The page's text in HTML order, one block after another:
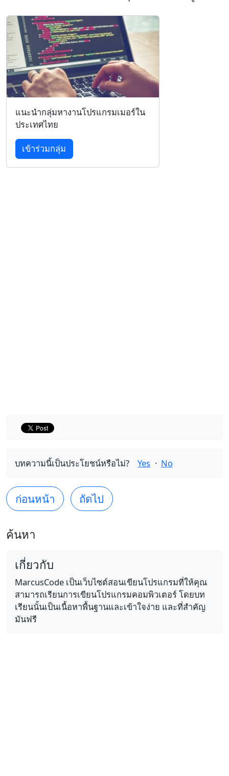
แนะนำกลุ่มหางานโปรแกรมเมอร์ใน
ประเทศไทย
เข้าร่วมกลุ่ม
บทความนี้เป็นประโยชน์หรือไม่? Yes · No
ก่อนหน้า ถัดไป
ค้นหา
เกี่ยวกับ
MarcusCode เป็นเว็บไซต์สอนเขียนโปรแกรมที่ให้คุณ
สามารถเรียนการเขียนโปรแกรมคอมพิวเตอร์ โดยบท
เรียนนั้นเป็นเนื้อหาพื้นฐานและเข้าใจง่าย และที่สำคัญ
มันฟรี